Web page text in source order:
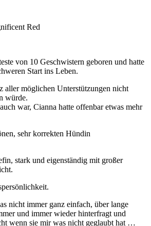
Red
von 10 Geschwistern geboren und hatte
Start ins Leben.
aller möglichen Unterstützungen nicht
würde.
war, Cianna hatte offenbar etwas mehr
sehr korrekten Hündin
stark und eigenständig mit großer
nicht immer ganz einfach, über lange
und immer wieder hinterfragt und
wenn sie mir was nicht geglaubt hat …